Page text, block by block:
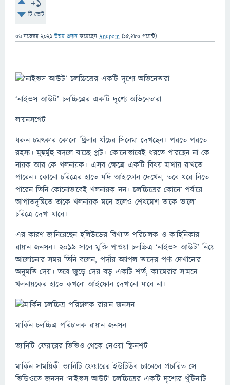
টি ভোট
06 নভেম্বর 2021 উত্তর প্রদান করেছেন Anupom (15,280 পয়েন্ট)
‘নাইভস আউট’ চলচ্চিত্রের একটি দৃশ্যে অভিনেতারা
লায়নসগেট
ধরুন চমৎকার কোনো থ্রিলার ধাঁচের সিনেমা দেখছেন। পরতে পরতে
রহস্য। মুহুর্মুহু বদলে যাচ্ছে প্লট। কোনোভাবেই ধরতে পারছেন না কে
নায়ক আর কে খলনায়ক। এসব ক্ষেত্রে একটি বিষয় মাথায় রাখতে
পারেন। কোনো চরিত্রের হাতে যদি আইফোন দেখেন, তবে ধরে নিতে
পারেন তিনি কোনোভাবেই খলনায়ক নন। চলচ্চিত্রের কোনো পর্যায়ে
আপাতদৃষ্টিতে তাকে খলনায়ক মনে হলেও শেষমেশ তাকে ভালো
চরিত্রে দেখা যাবে।
এর কারণ জানিয়েছেন হলিউডের বিখ্যাত পরিচালক ও কাহিনিকার
রায়ান জনসন। ২০১৯ সালে মুক্তি পাওয়া চলচ্চিত্র ‘নাইভস আউট’ নিয়ে
আলোচনার সময় তিনি বলেন, পর্দায় অ্যাপল তাদের পণ্য দেখানোর
অনুমতি দেয়। তবে জুড়ে দেয় বড় একটি শর্ত, ক্যামেরার সামনে
খলনায়কের হাতে কখনো আইফোন দেখানো যাবে না।
মার্কিন চলচ্চিত্র পরিচালক রায়ান জনসন
ভ্যানিটি ফেয়ারের ভিভিও থেকে নেওয়া স্ক্রিনশট
মার্কিন সাময়িকী ভ্যানিটি ফেয়ারের ইউটিউব চ্যানেলে প্রচারিত সে
ভিডিওতে জনসন ‘নাইভস আউট’ চলচ্চিত্রের একটি দৃশ্যের খুঁটিনাটি